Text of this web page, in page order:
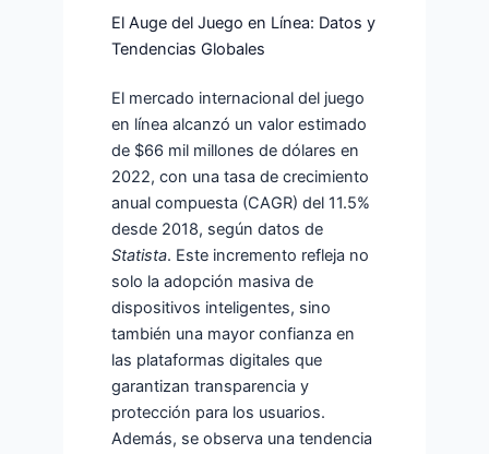
El Auge del Juego en Línea: Datos y
Tendencias Globales
El mercado internacional del juego
en línea alcanzó un valor estimado
de $66 mil millones de dólares en
2022, con una tasa de crecimiento
anual compuesta (CAGR) del11.5%
desde 2018, según datos de
Statista. Este incremento refleja no
solo la adopción masiva de
dispositivos inteligentes, sino
también una mayor confianza en
las plataformas digitales que
garantizan transparencia y
protección para los usuarios.
Además, se observa una tendencia